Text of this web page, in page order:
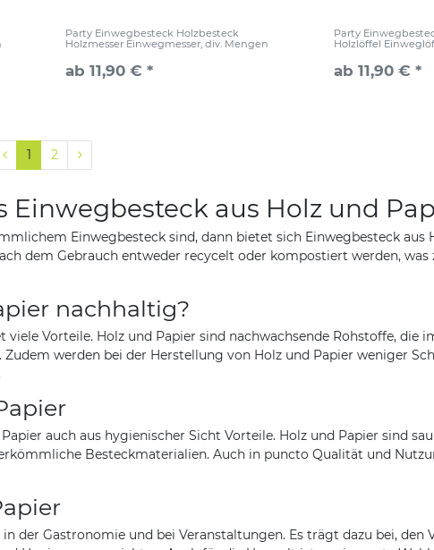
Party Einwegbesteck Holzbesteck
Holzmesser Einwegmesser, div. Mengen
ab 11,90 € *
Party
Holzlöffel
ab 11,90 € *
1 2
aus Holz und
Einwegbesteck sind, dann bietet sich Einwegbesteck aus
dem Gebrauch entweder recycelt oder kompostiert werden, was
nachhaltig?
Vorteile. Holz und Papier sind nachwachsende Rohstoffe, die
werden bei der Herstellung von Holz und Papier weniger
auch aus hygienischer Sicht Vorteile. Holz und Papier sind
Besteckmaterialien. Auch in puncto Qualität und
der Gastronomie und bei Veranstaltungen. Es trägt dazu bei, den